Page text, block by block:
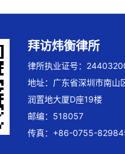
拜访炜衡律所
律所执业证号：
地址：广东省深圳市南山
润置地大厦D座19楼
邮编：518057
传真：+86-0755-